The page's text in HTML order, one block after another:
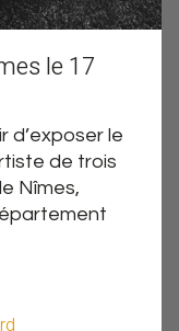
le 17
d’exposer le
de trois
Nîmes,